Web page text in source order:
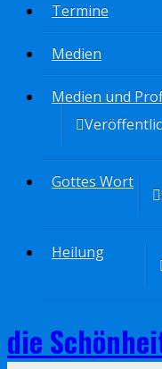
Termine
Medien
Medien und
Gottes Wort
Heilung
die